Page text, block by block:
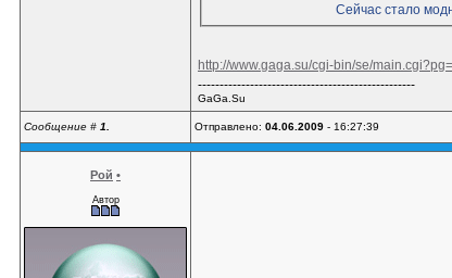
Сейчас стало
http://www.gaga.su/cgi-bin/se/
--------------------------------------------------
GaGa.Su
Сообщение # 1. Отправлено: 04.06.2009 - 16:27:39
Рой •
Автор